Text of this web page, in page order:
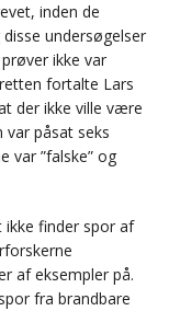
inden de
undersøgelser
ikke var
fortalte Lars
der ikke ville være
påsat seks
var ”falske” og
ikke finder spor af
af eksempler på.
fra brandbare